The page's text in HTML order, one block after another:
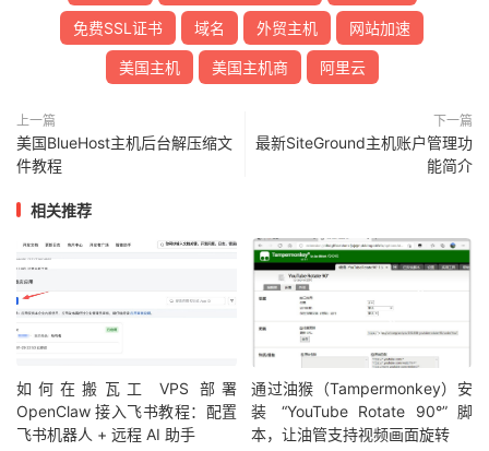
免费SSL证书 域名 外贸主机 网站加速
美国主机 美国主机商 阿里云
上一篇
美国BlueHost主机后台解压缩文
件教程
下一篇
最新SiteGround主机账户管理功
能简介
相关推荐
如何在搬瓦工 VPS 部署
OpenClaw 接入飞书教程：配置
飞书机器人 + 远程 AI 助手
通过油猴（Tampermonkey）安
装 “YouTube Rotate 90°” 脚
本，让油管支持视频画面旋转